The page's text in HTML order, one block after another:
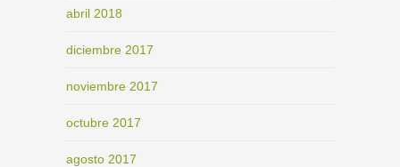
abril 2018
diciembre 2017
noviembre 2017
octubre 2017
agosto 2017